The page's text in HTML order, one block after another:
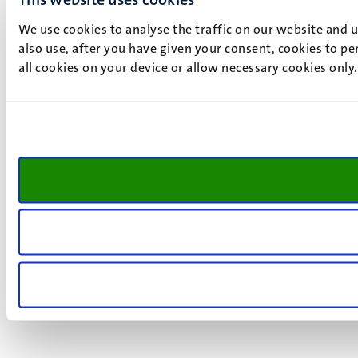
We use cookies to analyse the traffic on our website and
also use, after you have given your consent, cookies to
all cookies on your device or allow necessary cookies